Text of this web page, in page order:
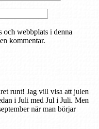
och webbplats i denna
kommentar.
runt! Jag vill visa att julen
i Juli med Jul i Juli. Men
när man börjar